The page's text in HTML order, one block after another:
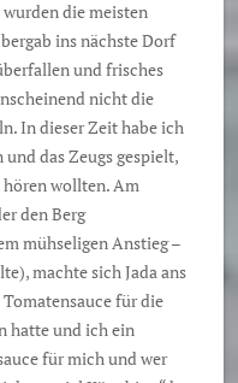
die meisten
ins nächste Dorf
und frisches
nicht die
In dieser Zeit habe ich
und das Zeugs gespielt,
hören wollten. Am
den Berg
mühseligen Anstieg –
machte sich Jada ans
für die
hatte und ich ein
für mich und wer